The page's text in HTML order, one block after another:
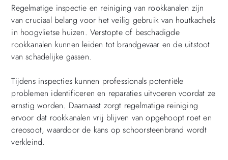
Regelmatige inspectie en reiniging van rookkanalen zijn
van cruciaal belang voor het veilig gebruik van houtkachels
in hoogvlietse huizen. Verstopte of beschadigde
rookkanalen kunnen leiden tot brandgevaar en de uitstoot
van schadelijke gassen.
Tijdens inspecties kunnen professionals potentiële
problemen identificeren en reparaties uitvoeren voordat ze
ernstig worden. Daarnaast zorgt regelmatige reiniging
ervoor dat rookkanalen vrij blijven van opgehoopt roet en
creosoot, waardoor de kans op schoorsteenbrand wordt
verkleind.